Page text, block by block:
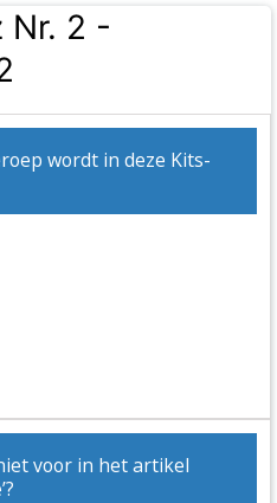
Nr. 2 -
wordt in deze Kits-
voor in het artikel